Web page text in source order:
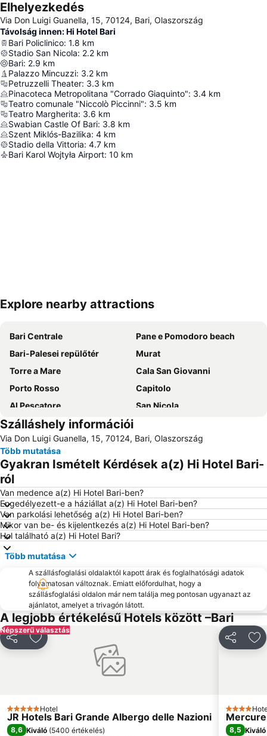
Elhelyezkedés
Via Don Luigi Guanella, 15, 70124, Bari, Olaszország
Távolság innen: Hi Hotel Bari
Bari Policlinico: 1.8 km
Stadio San Nicola: 2.2 km
Bari: 2.9 km
Palazzo Mincuzzi: 3.2 km
Petruzzelli Theater: 3.3 km
Pinacoteca Metropolitana "Corrado Giaquinto": 3.4 km
Teatro comunale "Niccolò Piccinni": 3.5 km
Teatro Margherita: 3.6 km
Swabian Castle Of Bari: 3.8 km
Szent Miklós-Bazilika: 4 km
Stadio della Vittoria: 4.7 km
Bari Karol Wojtyła Airport: 10 km
Nagy méretű térkép
Explore nearby attractions
Bari Centrale
Pane e Pomodoro beach
Bari-Palesei repülőtér
Murat
Torre a Mare
Cala San Giovanni
Porto Rosso
Capitolo
Al Pescatore
San Nicola
Lungomare Imperatore Augusto
Bender Qassim Nemzetközi Repülőtér
Corso Vittorio Emanuele
Teatro Margherita
Porto di Bari
Centro Storico
Via Sparano da Bari
Castello Normanno-Svevo
Orto Botanico
Primitivo
Cattedrale di San Sabino
Saint Nicholas Folk Festival
Piazza Cristoforo Colombo
San Paolo
Palese - Macchie
The Trulli of Alberobello
Zoosafari
Picone
Mungivacca
Ceglie del Campo
Centro storico
Cattedrale
Lido Santo Stefano
Szálláshely információi
Via Don Luigi Guanella, 15, 70124, Bari, Olaszország
Több mutatása
Gyakran Ismételt Kérdések a(z) Hi Hotel Bari-
ról
Van medence a(z) Hi Hotel Bari-ben?
Engedélyezett-e a háziállat a(z) Hi Hotel Bari-ben?
Van parkolási lehetőség a(z) Hi Hotel Bari-ben?
Mikor van be- és kijelentkezés a(z) Hi Hotel Bari-ben?
Hol található a(z) Hi Hotel Bari?
Több mutatása
A szállásfoglalási oldalaktól kapott árak és foglalhatósági adatok
folyamatosan változnak. Emiatt előfordulhat, hogy a
szállásfoglalási oldalon már nem találja meg pontosan ugyanazt az
ajánlatot, amelyet a trivagón látott.
A legjobb értékelésű Hotels között –Bari
Népszerű választás
MegosztásHozzáadás a kedvencekhez
5 Kategória
Hotel
JR Hotels Bari Grande Albergo delle Nazioni
8,6 Kiváló (5400 értékelés)
4
8,5 Kiváló